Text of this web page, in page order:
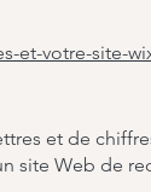
et-votre-site-
et de
site Web de